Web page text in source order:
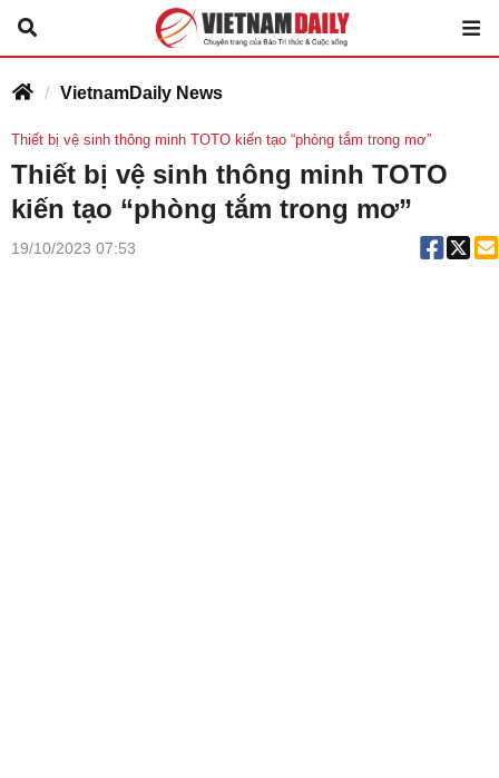
VietnamDaily News
Thiết bị vệ sinh thông minh TOTO kiến tạo “phòng tắm trong mơ”
Thiết bị vệ sinh thông minh TOTO
kiến tạo “phòng tắm trong mơ”
19/10/2023 07:53